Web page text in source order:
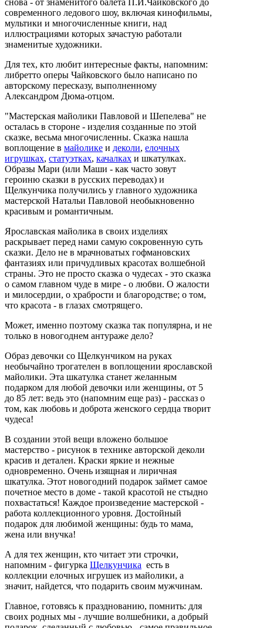
современного ледового шоу, включая кинофильмы,
мультики и многочисленные книги, над
иллюстрациями которых зачастую работали
знаменитые художники.
Для тех, кто любит интересные факты, напомним:
либретто оперы Чайковского было написано по
авторскому пересказу, выполненному
Александром Дюма-отцом.
"Мастерская майолики Павловой и Шепелева" не
осталась в стороне - изделия созданные по этой
сказке, весьма многочисленны. Сказка нашла
воплощение в майолике и деколи, елочных
игрушках, статуэтках, качалках и шкатулках.
Образы Мари (или Маши - как часто зовут
героиню сказки в русских переводах) и
Щелкунчика получились у главного художника
мастерской Натальи Павловой необыкновенно
красивым и романтичным.
Ярославская майолика в своих изделиях
раскрывает перед нами самую сокровенную суть
сказки. Дело не в мрачноватых гофмановских
фантазиях или причудливых красотах волшебной
страны. Это не просто сказка о чудесах - это сказка
о самом главном чуде в мире - о любви. О жалости
и милосердии, о храбрости и благородстве; о том,
что красота - в глазах смотрящего.
Может, именно поэтому сказка так популярна, и не
только в новогоднем антураже дело?
Образ девочки со Щелкунчиком на руках
необычайно трогателен в воплощении ярославской
майолики. Эта шкатулка станет желанным
подарком для любой девочки или женщины, от 5
до 85 лет: ведь это (напомним еще раз) - рассказ о
том, как любовь и доброта женского сердца творит
чудеса!
В создании этой вещи вложено большое
мастерство - рисунок в технике авторской деколи
красив и детален. Краски яркие и нежные
одновременно. Очень изящная и лиричная
шкатулка. Этот новогодний подарок займет самое
почетное место в доме - такой красотой не стыдно
похвастаться! Каждое произведение мастерской -
работа коллекционного уровня. Достойный
подарок для любимой женщины: будь то мама,
жена или внучка!
А для тех женщин, кто читает эти строчки,
напомним - фигурка Щелкунчика есть в
коллекции елочных игрушек из майолики, а
значит, найдется, что подарить своим мужчинам.
Главное, готовясь к празднованию, помнить: для
своих родных мы - лучшие волшебники, а добрый